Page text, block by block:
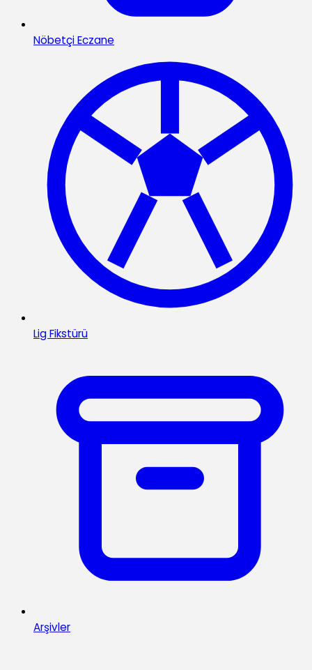
Nöbetçi Eczane
Lig Fikstürü
Arşivler